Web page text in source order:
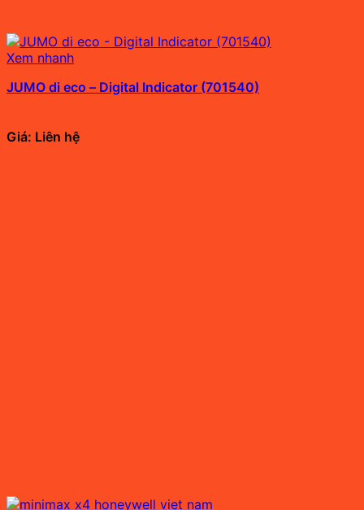
Xem nhanh
JUMO di eco – Digital Indicator (701540)
Giá: Liên hệ